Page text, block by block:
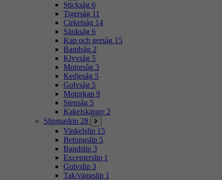
Sticksåg 6
Tigersåg 11
Cirkelsåg 14
Sänksåg 6
Kap och gersåg 15
Bandsåg 2
Klyvsåg 5
Motorsåg 3
Kedjesåg 5
Golvsåg 5
Motorkap 9
Stensåg 5
Kakelskärare 2
Slipmaskin 28
Vinkelslip 15
Betongslip 5
Bandslip 3
Excenterslip 1
Golvslip 3
Tak/väggslip 1